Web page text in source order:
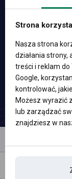
Strona
Nasza strona
działania
treści i reklam
Google,
kontrolować,
Możesz wyrazić
lub zarządzać
znajdziesz w